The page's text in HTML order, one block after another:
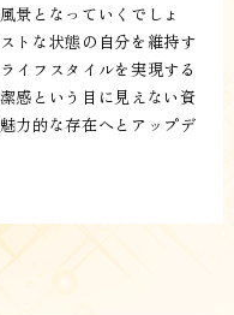
景となっていくでしょ
トな状態の自分を維持す
イフスタイルを実現する
感という目に見えない資
力的な存在へとアップデ